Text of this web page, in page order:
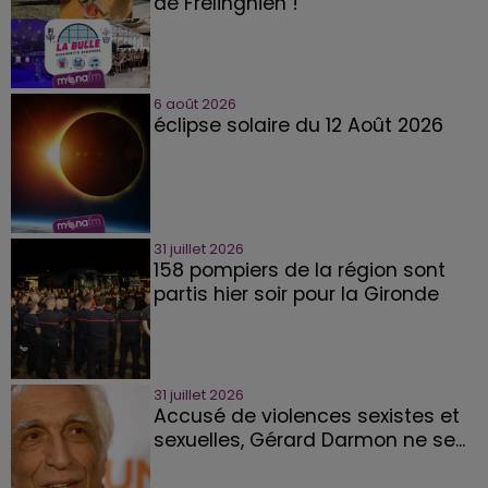
6 août 2026
éclipse solaire du 12 Août 2026
31 juillet 2026
158 pompiers de la région sont
partis hier soir pour la Gironde
31 juillet 2026
Accusé de violences sexistes et
sexuelles, Gérard Darmon ne se...